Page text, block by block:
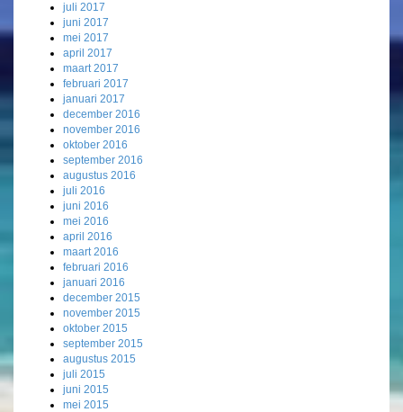
juli 2017
juni 2017
mei 2017
april 2017
maart 2017
februari 2017
januari 2017
december 2016
november 2016
oktober 2016
september 2016
augustus 2016
juli 2016
juni 2016
mei 2016
april 2016
maart 2016
februari 2016
januari 2016
december 2015
november 2015
oktober 2015
september 2015
augustus 2015
juli 2015
juni 2015
mei 2015